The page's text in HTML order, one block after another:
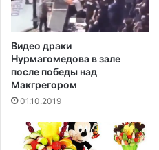
а
ю
я
р
у
т
е
л
ь
н
Видео драки
Нурмагомедова в зале
после победы над
Макгрегором‍
01.10.2019